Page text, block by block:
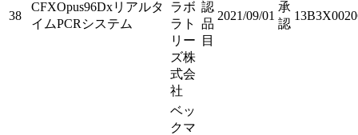
38
CFXOpus96Dxリアルタ
イムPCRシステム
ラボ
ラト
リー
ズ株
式会
社
認
品
目
2021/09/01
承
認
ベッ
クマ